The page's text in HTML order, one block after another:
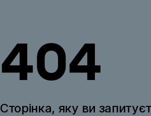
404
Сторінка, яку ви